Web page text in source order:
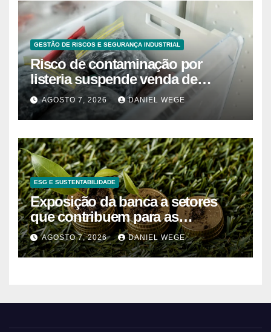
GESTÃO DE RISCOS E SEGURANÇA INDUSTRIAL
Risco de contaminação por
listeria suspende venda de
mirtilos em fábricas da América
do Norte – Mix Vale
AGOSTO 7, 2026 DANIEL WEGE
ESG E SUSTENTABILIDADE
Exposição da banca a setores
que contribuem para as
alterações climáticas mantém-se
nos 62%
AGOSTO 7, 2026 DANIEL WEGE